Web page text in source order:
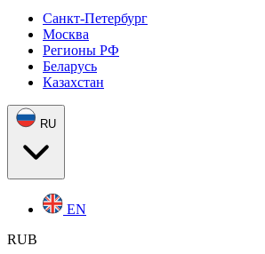
Санкт-Петербург
Москва
Регионы РФ
Беларусь
Казахстан
RU
EN
RUB